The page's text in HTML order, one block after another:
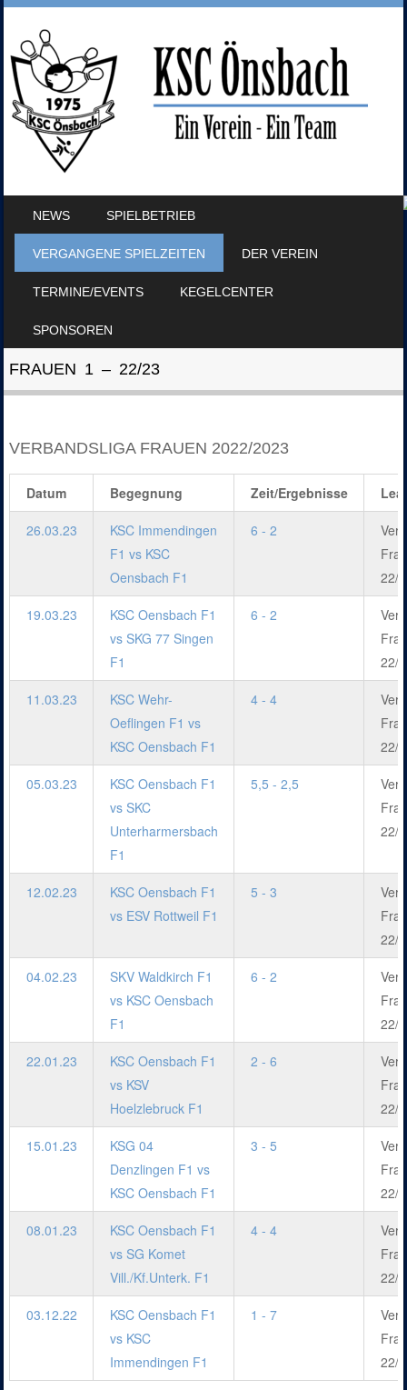
MENU
NEWS SPIELBETRIEB
VERGANGENE SPIELZEITEN DER VEREIN
TERMINE/EVENTS KEGELCENTER
SPONSOREN
FRAUEN 1 – 22/23
VERBANDSLIGA FRAUEN 2022/2023
Datum Begegnung Zeit/Ergebnisse
26.03.23
KSC Immendingen
F1 vs KSC
Oensbach F1
6 - 2
22/
19.03.23
KSC Oensbach F1
vs SKG 77 Singen
F1
6 - 2
22/
11.03.23
KSC Wehr-
Oeflingen F1 vs
KSC Oensbach F1
4 - 4
22/
05.03.23
KSC Oensbach F1
vs SKC
Unterharmersbach
F1
5,5 - 2,5
22/
12.02.23
KSC Oensbach F1
vs ESV Rottweil F1
5 - 3
22/
04.02.23
SKV Waldkirch F1
vs KSC Oensbach
F1
6 - 2
22/
22.01.23
KSC Oensbach F1
vs KSV
Hoelzlebruck F1
2 - 6
22/
15.01.23
KSG 04
Denzlingen F1 vs
KSC Oensbach F1
3 - 5
22/
08.01.23
KSC Oensbach F1
vs SG Komet
Vill./Kf.Unterk. F1
4 - 4
22/
03.12.22
KSC Oensbach F1
vs KSC
Immendingen F1
1 - 7
22/